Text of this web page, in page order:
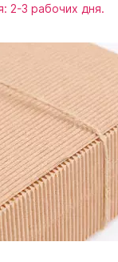
2-3 рабочих дня.